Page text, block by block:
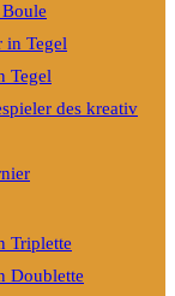
in Tegel
Tegel
des kreativ
Triplette
Doublette